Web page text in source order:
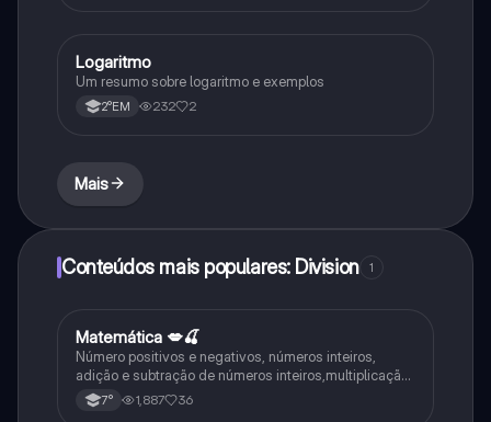
Matematica
Logaritmo
Um resumo sobre logaritmo e exemplos
2°EM 232 2
Mais
Conteúdos mais populares: Division 1
Matematica
Matemática 💋🍒
Número positivos e negativos, números inteiros,
adição e subtração de números inteiros,multiplicação,
divisão de números inteiros e operações com
racionais.
7° 1,887 36